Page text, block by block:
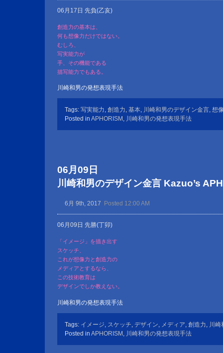
06月17日 先負(乙亥)
創造力の基本は、
何も想像力だけではない。
むしろ、
写実能力が
手、その機能である
描写能力でもある。
川崎和男の発想表現手法
Tags: 写実能力, 創造力, 基本, 川崎和男のデザイン金言, 想
Posted in APHORISM , 川崎和男の発想表現手法
06月09日
川崎和男のデザイン金言 Kazuo’s
6月 9th, 2017 Posted 12:00 AM
06月09日 先勝(丁卯)
「イメージ」を描き出す
スケッチ、
これが想像力と創造力の
メディアとするなら、
この技術教育は
デザインでしか教えない。
川崎和男の発想表現手法
Tags: イメージ スケッチ デザイン メディア 創造力
川
Posted in APHORISM 川崎和男の発想表現手法